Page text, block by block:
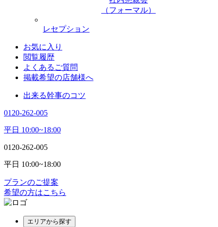
（フォーマル）
レセプション
お気に入り
閲覧履歴
よくあるご質問
掲載希望の店舗様へ
出来る幹事のコツ
0120-262-005
平日 10:00~18:00
0120-262-005
平日 10:00~18:00
プランのご提案
希望の方はこちら
エリアから探す